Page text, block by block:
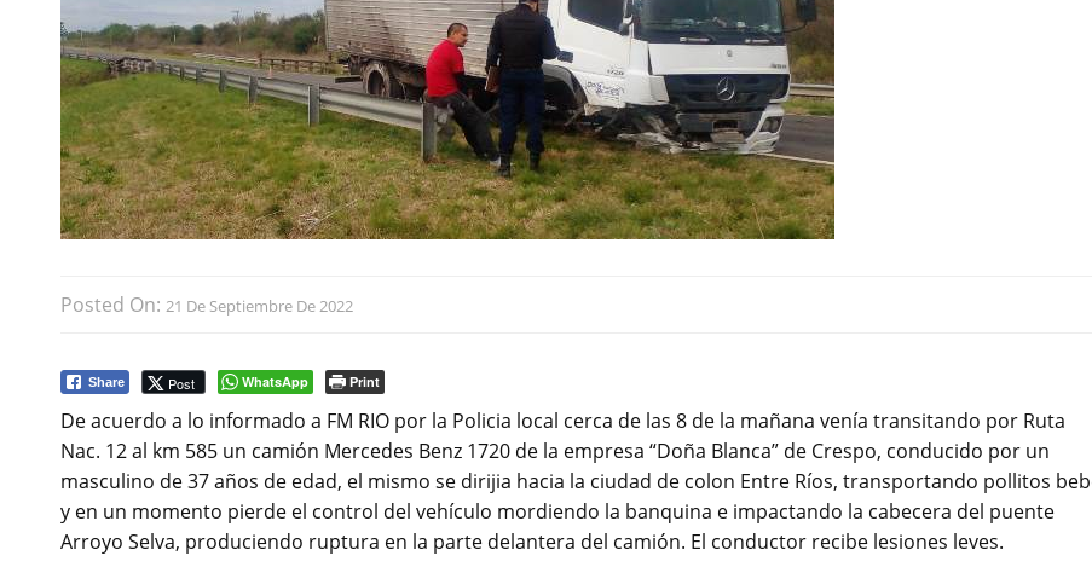
Posted On: 21 De Septiembre De 2022
Share Post WhatsApp Print
De acuerdo a lo informado a FM RIO por la Policia local cerca de las 8 de la mañana venía transitando por Ruta
Nac. 12 al km 585 un camión Mercedes Benz 1720 de la empresa “Doña Blanca” de Crespo, conducido por un
masculino de 37 años de edad, el mismo se dirijia hacia la ciudad de colon Entre Ríos, transportando pollitos
y en un momento pierde el control del vehículo mordiendo la banquina e impactando la cabecera del puente
Arroyo Selva, produciendo ruptura en la parte delantera del camión. El conductor recibe lesiones leves.